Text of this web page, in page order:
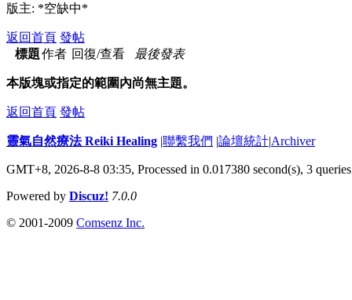
版主: *空缺中*
返回首頁 發帖
標題作者 回復/查看 最後發表
本版塊或指定的範圍內尚無主題。
返回首頁 發帖
靈氣自然療法 Reiki Healing |聯繫我們 |論壇統計|Archiver
GMT+8, 2026-8-8 03:35, Processed in 0.017380 second(s), 3 queries
Powered by Discuz! 7.0.0
© 2001-2009 Comsenz Inc.